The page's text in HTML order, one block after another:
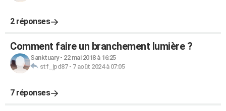
2 réponses
Comment faire un branchement lumière ?
Sanktuary- 22 mai 2018 à 16:25
stf_jpd87- 7 août 2024 à 07:05
7 réponses